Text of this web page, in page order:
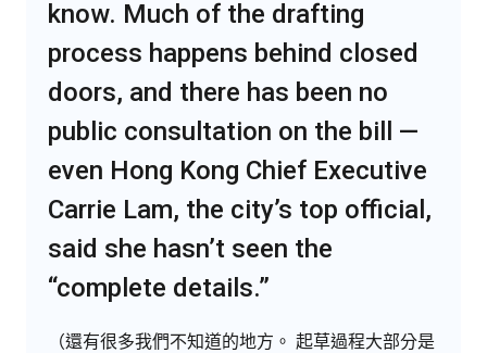
know. Much of the drafting
process happens behind closed
doors, and there has been no
public consultation on the bill —
even Hong Kong Chief Executive
Carrie Lam, the city’s top official,
said she hasn’t seen the
“complete details.”
（還有很多我們不知道的地方。 起草過程大部分是